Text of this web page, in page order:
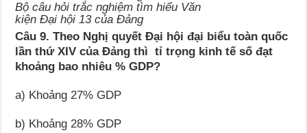
Bộ câu hỏi trắc nghiệm tìm hiểu Văn
kiện Đại hội 13 của Đảng
Câu 9. Theo Nghị quyết Đại hội đại biểu toàn quốc
lần thứ XIV của Đảng thì tỉ trọng kinh tế số đạt
khoảng bao nhiêu % GDP?
a) Khoảng 27% GDP
b) Khoảng 28% GDP